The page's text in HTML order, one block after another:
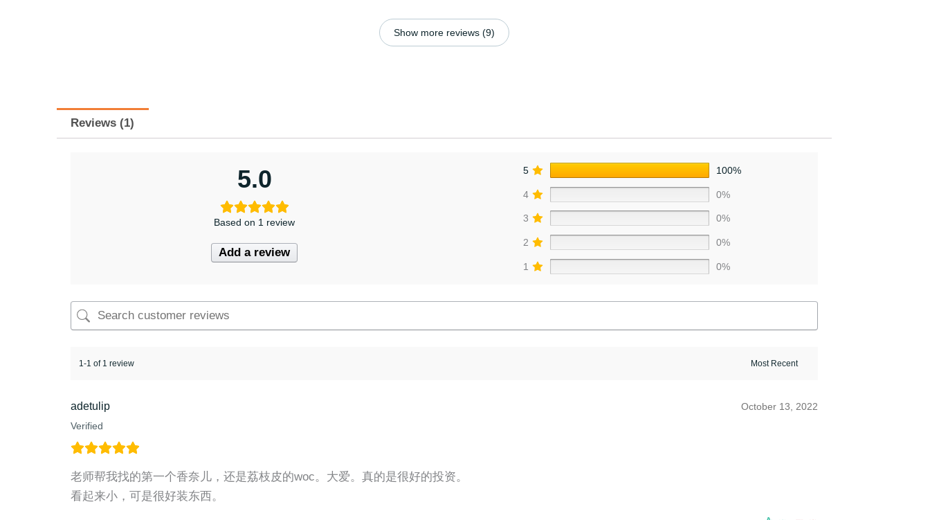
Show more reviews (9)
Reviews (1)
5.0
Based on 1 review
Add a review
5 100%
4 0%
3 0%
2 0%
1 0%
1-1 of 1 review
adetulip
Verified
October 13, 2022
老师帮我找的第一个香奈儿，还是荔枝皮的woc。大爱。真的是很好的投资。
看起来小，可是很好装东西。